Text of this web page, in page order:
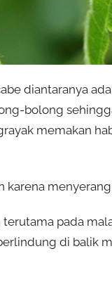
diantaranya
bolong
memakan
karena
pada
di balik